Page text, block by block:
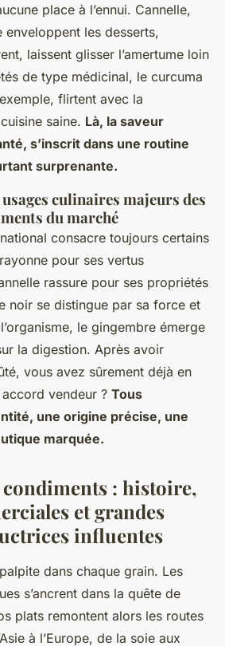
place à l’ennui. Cannelle,
les desserts,
laissent glisser l’amertume loin
de type médicinal, le curcuma
flirtent avec la
saine. Là, la saveur
s’inscrit dans une routine
surprenante.
culinaires majeurs des
du marché
consacre toujours certains
pour ses vertus
rassure pour ses propriétés
noir se distingue par sa force et
le gingembre émerge
la digestion. Après avoir
vous avez sûrement déjà en
vendeur ? Tous
une origine précise, une
marquée.
condiments : histoire,
et grandes
influentes
dans chaque grain. Les
s’ancrent dans la quête de
plats remontent alors les routes
à l’Europe, de la soie aux